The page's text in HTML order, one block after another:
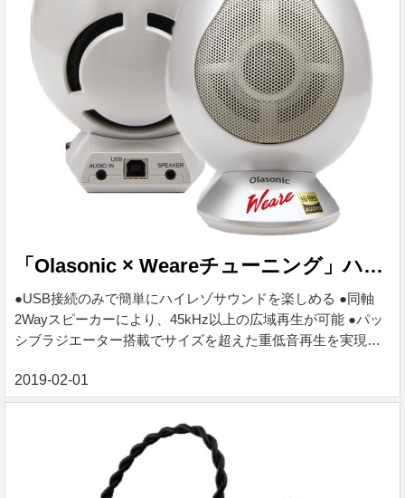
「Olasonic × Weareチューニング」ハイレゾ対応USBスピーカー
●USB接続のみで簡単にハイレゾサウンドを楽しめる ●同軸
2Wayスピーカーにより、45kHz以上の広域再生が可能 ●パッ
シブラジエーター搭載でサイズを超えた重低音再生を実現
い、2023年8月31日修理サポート終了 発売日時 2019/2/1
19:00〜 価格 ¥ 21,600 税込 ※ご購入手続きは下記バナーより
お進みください。 「Olasonic × Weareチューニング」ハイレ
ゾ対応USBスピーカー ●USB接続のみで簡単にハイレゾサウ
ンドを楽しめる ●同軸2Wayスピーカーにより、45kHz以上の